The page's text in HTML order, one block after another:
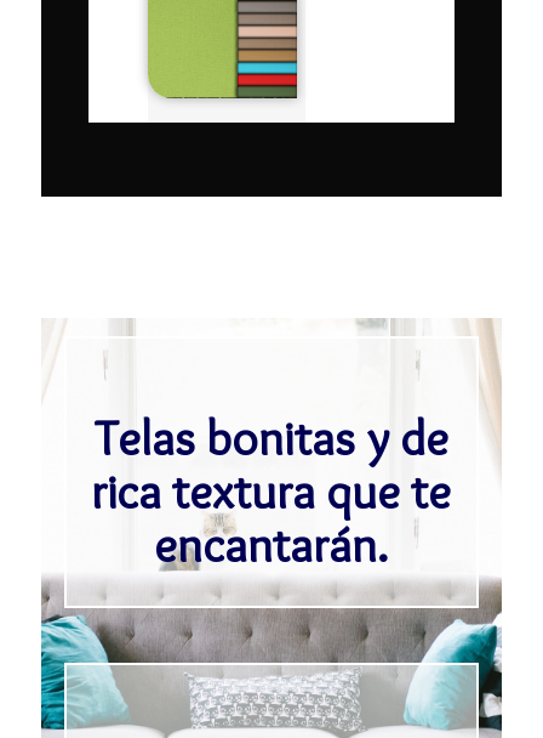
Telas bonitas y de
rica textura que te
encantarán.